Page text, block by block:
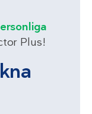
Plus!